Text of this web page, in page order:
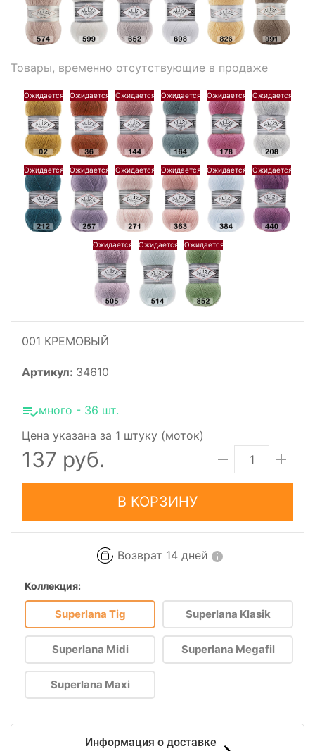
Товары, временно отсутствующие в продаже
001 КРЕМОВЫЙ
Артикул: 34610
Цена указана за 1 штуку (моток)
много - 36 шт.
137 руб.
В КОРЗИНУ
Возврат 14 дней
Коллекция:
Superlana Tig Superlana Klasik
Superlana Midi Superlana Megafil
Superlana Maxi
Информация о доставке